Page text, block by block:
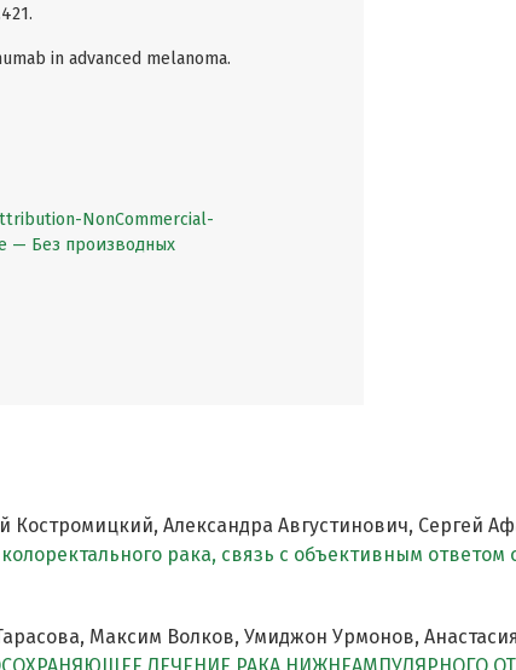
in advanced melanoma.
NonCommercial-
— Без производных
Александра Августинович, Сергей
рака, связь с объективным ответом
Максим Волков, Умиджон Урмонов,